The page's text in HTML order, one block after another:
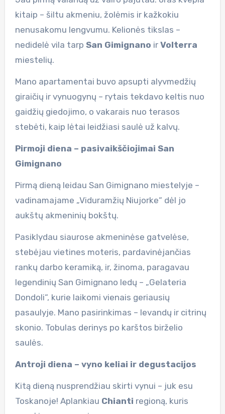
kitaip – šiltu akmeniu, žolėmis ir kažkokiu
nenusakomu lengvumu. Kelionės tikslas –
nedidelė vila tarp San Gimignano ir Volterra
miestelių.
Mano apartamentai buvo apsupti alyvmedžių
giraičių ir vynuogynų – rytais tekdavo keltis nuo
gaidžių giedojimo, o vakarais nuo terasos
stebėti, kaip lėtai leidžiasi saulė už kalvų.
Pirmoji diena – pasivaikščiojimai San
Gimignano
Pirmą dieną leidau San Gimignano miestelyje –
vadinamajame „Viduramžių Niujorke“ dėl jo
aukštų akmeninių bokštų.
Pasiklydau siaurose akmeninėse gatvelėse,
stebėjau vietines moteris, pardavinėjančias
rankų darbo keramiką, ir, žinoma, paragavau
legendinių San Gimignano ledų – „Gelateria
Dondoli“, kurie laikomi vienais geriausių
pasaulyje. Mano pasirinkimas – levandų ir citrinų
skonio. Tobulas derinys po karštos birželio
saulės.
Antroji diena – vyno keliai ir degustacijos
Kitą dieną nusprendžiau skirti vynui – juk esu
Toskanoje! Aplankiau Chianti regioną, kuris